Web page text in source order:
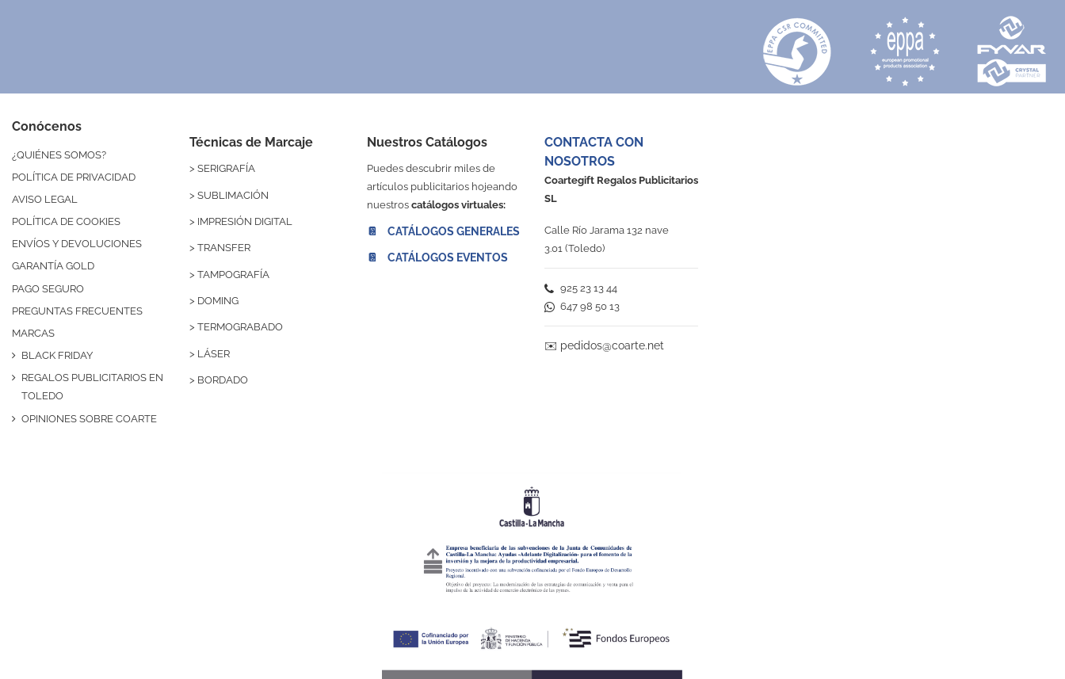
Conócenos
¿QUIÉNES SOMOS?
POLÍTICA DE PRIVACIDAD
AVISO LEGAL
POLÍTICA DE COOKIES
ENVÍOS Y DEVOLUCIONES
GARANTÍA GOLD
PAGO SEGURO
PREGUNTAS FRECUENTES
MARCAS
BLACK FRIDAY
REGALOS PUBLICITARIOS EN
TOLEDO
OPINIONES SOBRE COARTE
Técnicas de Marcaje
> SERIGRAFÍA
> SUBLIMACIÓN
> IMPRESIÓN DIGITAL
> TRANSFER
> TAMPOGRAFÍA
> DOMING
> TERMOGRABADO
> LÁSER
> BORDADO
Nuestros Catálogos
Puedes descubrir miles de
artículos publicitarios hojeando
nuestros catálogos virtuales:
📔 CATÁLOGOS GENERALES
📔 CATÁLOGOS EVENTOS
CONTACTA CON
NOSOTROS
Coartegift Regalos Publicitarios
SL
Calle Río Jarama 132 nave
3.01 (Toledo)
925 23 13 44
647 98 50 13
✉️ pedidos@coarte.net